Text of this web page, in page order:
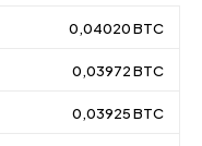
0,04020 BTC
0,03972 BTC
0,03925 BTC